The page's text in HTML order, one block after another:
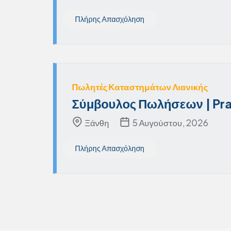
Πλήρης Απασχόληση
Πωλητές Καταστημάτων Λιανικής
Σύμβουλος Πωλήσεων |
Ξάνθη 5 Αυγούστου, 2026
Πλήρης Απασχόληση